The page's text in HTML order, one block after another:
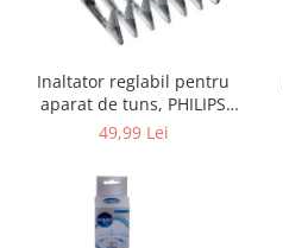
Gaming, Carti & Birotica
Birotica & Papetarie
Console, Jocuri & Accesorii
Ingrijire personala & Cosmetice
Accesorii aparate hair styling
Aparate & Accesorii ingrijire
personala
Inaltator reglabil pentru
aparat de tuns, PHILIPS
422203633281, 3-15 mm,
49,99 Lei